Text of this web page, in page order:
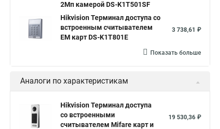
2Мп камерой DS-K1T501SF
Hikvision Терминал доступа со
встроенным считывателем
EM карт DS-K1T801E
3 738,61 ₽
Показать больше
Аналоги по характеристикам
Hikvision Терминал доступа
со встроенными
считывателем Mifare карт и
19 530,36 ₽